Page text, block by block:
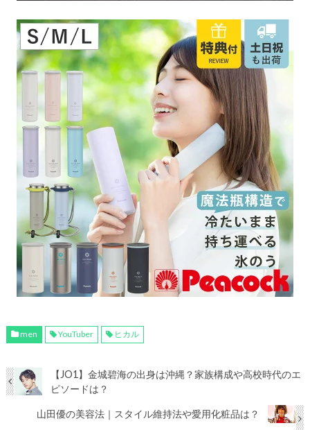
men YouTuber ヒカル
【JO1】金城碧海の出身は沖縄？家族構成や高校時代のエ
ピソードは？
山田優の美容法｜スタイル維持法や愛用化粧品は？